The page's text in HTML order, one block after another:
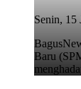
Senin, 15
Baru